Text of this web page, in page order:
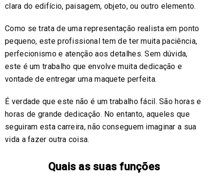
clara do edifício, paisagem, objeto, ou outro elemento.
Como se trata de uma representação realista em ponto
pequeno, este profissional tem de ter muita paciência,
perfecionismo e atenção aos detalhes. Sem dúvida,
este é um trabalho que envolve muita dedicação e
vontade de entregar uma maquete perfeita.
É verdade que este não é um trabalho fácil. São horas e
horas de grande dedicação. No entanto, aqueles que
seguiram esta carreira, não conseguem imaginar a sua
vida a fazer outra coisa.
Quais as suas funções